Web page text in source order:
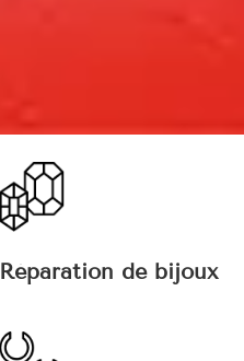
Réparation de bijoux